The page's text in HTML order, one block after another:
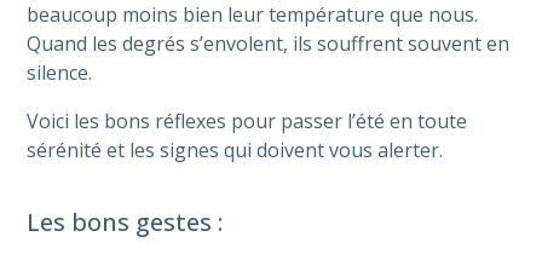
beaucoup moins bien leur température que nous.
Quand les degrés s’envolent, ils souffrent souvent en
silence.
Voici les bons réflexes pour passer l’été en toute
sérénité et les signes qui doivent vous alerter.
Les bons gestes :